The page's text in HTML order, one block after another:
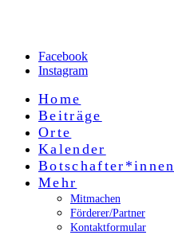
Facebook
Instagram
Home
Beiträge
Orte
Kalender
Botschafter*innen
Mehr
Mitmachen
Förderer/Partner
Kontaktformular